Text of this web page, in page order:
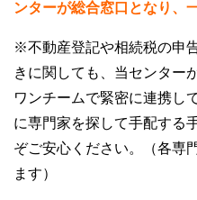
ンターが総合窓口となり、
※不動産登記や相続税の申
きに関しても、当センター
ワンチームで緊密に連携し
に専門家を探して手配する
ぞご安心ください。（各専
ます）